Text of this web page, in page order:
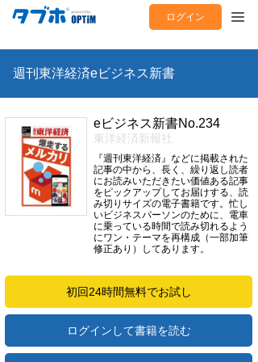
ログイン
週刊東洋経済eビジネス新書
eビジネス新書No.234
東洋経済新報社
『週刊東洋経済』などに掲載された
記事の中から、長く、繰り返し読者
にお読みいただきたい価値ある記事
をピックアップしてお届けする、読
み切りサイズの電子書籍です。忙し
いビジネスパーソンのために、電車
に乗っている時間で読み切れるよう
にワン・テーマを再構成（一部加筆
修正あり）してあります。
初回24時間無料でお試し
ログインして書籍を読む